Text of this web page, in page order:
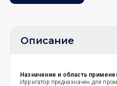
Назначение и область
Ирригатор предназначен для